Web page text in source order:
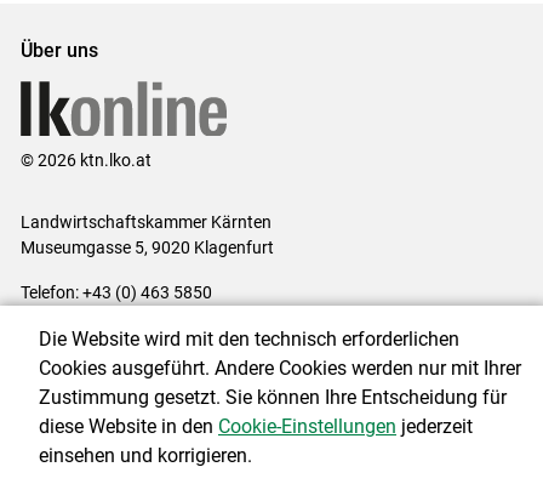
Über uns
© 2026 ktn.lko.at
Landwirtschaftskammer Kärnten
Museumgasse 5, 9020 Klagenfurt
Telefon: +43 (0) 463 5850
Impressum|Kontakt|Datenschutzerklärung|Barrierefreiheit|
Cookie-Einstellungen
Die Website wird mit den technisch erforderlichen
Cookies ausgeführt. Andere Cookies werden nur mit Ihrer
Zustimmung gesetzt. Sie können Ihre Entscheidung für
diese Website in den Cookie-Einstellungen jederzeit
einsehen und korrigieren.